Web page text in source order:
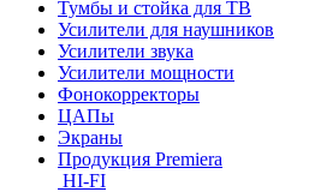
Тумбы и стойка для ТВ
Усилители для наушников
Усилители звука
Усилители мощности
Фонокорректоры
ЦАПы
Экраны
Продукция Premiera
HI-FI